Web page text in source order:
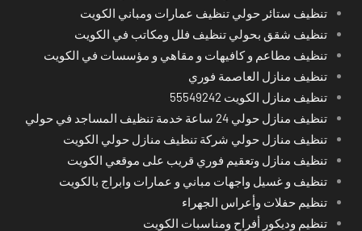
تنظيف ستائر حولي تنظيف عمارات ومباني الكويت
تنظيف شقق بحولي تنظيف فلل ومكاتب في الكويت
تنظيف مطاعم و كافيهات و مقاهي و مؤسسات في الكويت
تنظيف منازل العاصمة فوري
تنظيف منازل الكويت 55549242
تنظيف منازل حولي 24 ساعة خدمة تنظيف المساجد في حولي
تنظيف منازل حولي شركة تنظيف منازل حولي الكويت
تنظيف منازل وتعقيم فوري قريب على موقعي الكويت
تنظيف و غسيل واجهات مباني و عمارات وابراج بالكويت
تنظيم حفلات وأعراس الجهراء
تنظيم وديكور أفراح ومناسبات الكويت